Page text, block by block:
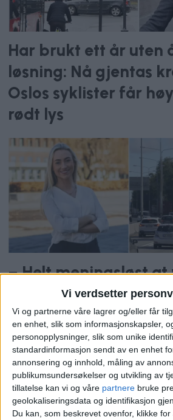
Vi verdsetter
Vi og partnerne våre lagrer og/eller får
en enhet, slik som informasjonskapsler,
personopplysninger, slik som unike
standardinformasjon sendt av en enhet
annonsering og innhold, måling av
publikumsundersøkelser og utvikling av
tillatelse kan vi og våre partnere bruke
geolokaliseringsdata og identifikasjon
Du kan, som beskrevet ovenfor, klikke
Har brukt ett år uten
løsning: Nå gjentas
Oslos syklister får
rødt lys
– Helt meningsløst
kjørefelt stå tomt
bom fast i kø